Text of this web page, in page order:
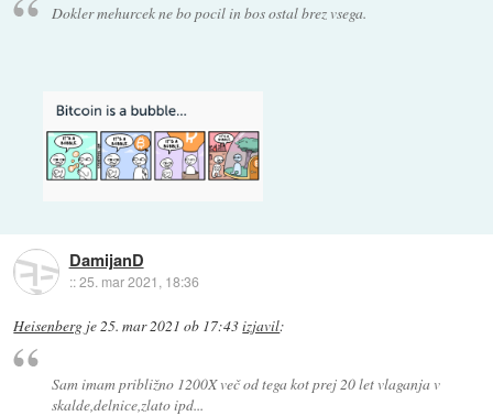
Dokler mehurcek ne bo pocil in bos ostal brez vsega.
DamijanD
::25. mar 2021, 18:36
Heisenberg je25. mar 2021 ob 17:43izjavil:
Sam imam približno 1200X več od tega kot prej 20 let vlaganja v
skalde,delnice,zlato ipd...